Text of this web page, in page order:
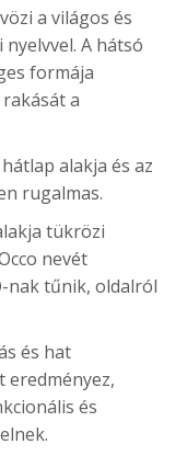
a világos és
A hátsó
formája
a
alakja és az
rugalmas.
tükrözi
nevét
nak tűnik, oldalról
és hat
eredményez,
és